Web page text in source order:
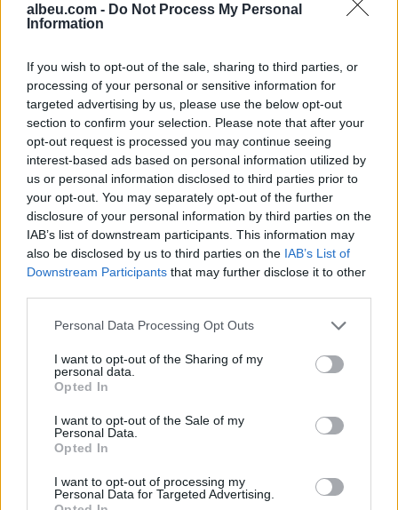
albeu.com - Do Not Process My Personal
Information
If you wish to opt-out of the sale, sharing to third parties, or
processing of your personal or sensitive information for
targeted advertising by us, please use the below opt-out
section to confirm your selection. Please note that after your
opt-out request is processed you may continue seeing
interest-based ads based on personal information utilized by
us or personal information disclosed to third parties prior to
your opt-out. You may separately opt-out of the further
disclosure of your personal information by third parties on the
IAB’s list of downstream participants. This information may
also be disclosed by us to third parties on the IAB’s List of
Downstream Participants that may further disclose it to other
Personal Data Processing Opt Outs
I want to opt-out of the Sharing of my
personal data.
Opted In
I want to opt-out of the Sale of my
Personal Data.
Opted In
I want to opt-out of processing my
Personal Data for Targeted Advertising.
A lejohet vetura e kaltër të
shumicën në gabim
Esim for Global
Esim for USA | Esim for Italy Esim for Spain|
for Turkey|Esim for Germany|Esim for Greece|